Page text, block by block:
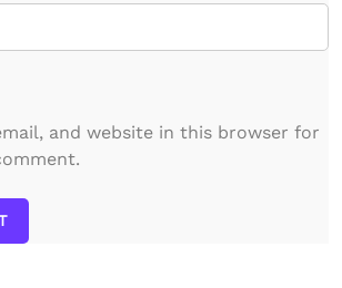
and website in this browser for